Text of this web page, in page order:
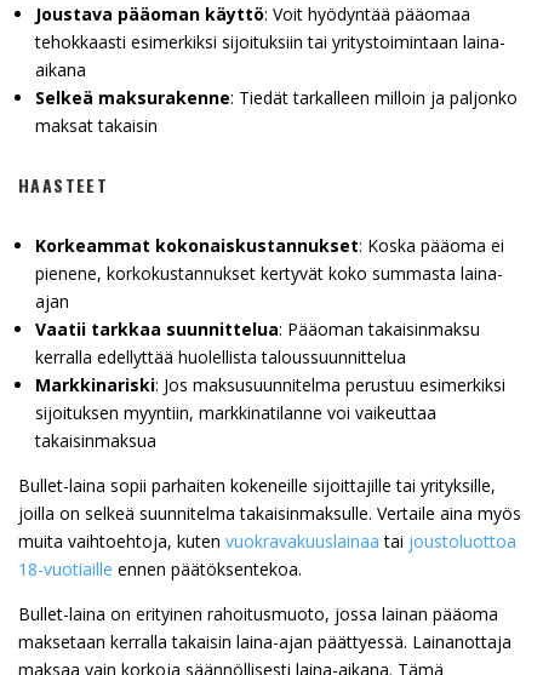
Joustava pääoman käyttö: Voit hyödyntää pääomaa
tehokkaasti esimerkiksi sijoituksiin tai yritystoimintaan laina-
aikana
Selkeä maksurakenne: Tiedät tarkalleen milloin ja paljonko
maksat takaisin
HAASTEET
Korkeammat kokonaiskustannukset: Koska pääoma ei
pienene, korkokustannukset kertyvät koko summasta laina-
ajan
Vaatii tarkkaa suunnittelua: Pääoman takaisinmaksu
kerralla edellyttää huolellista taloussuunnittelua
Markkinariski: Jos maksusuunnitelma perustuu esimerkiksi
sijoituksen myyntiin, markkinatilanne voi vaikeuttaa
takaisinmaksua
Bullet-laina sopii parhaiten kokeneille sijoittajille tai yrityksille,
joilla on selkeä suunnitelma takaisinmaksulle. Vertaile aina myös
muita vaihtoehtoja, kuten vuokravakuuslainaa tai joustoluottoa
18-vuotiaille ennen päätöksentekoa.
Bullet-laina on erityinen rahoitusmuoto, jossa lainan pääoma
maksetaan kerralla takaisin laina-ajan päättyessä. Lainanottaja
maksaa vain korkoja säännöllisesti laina-aikana. Tämä